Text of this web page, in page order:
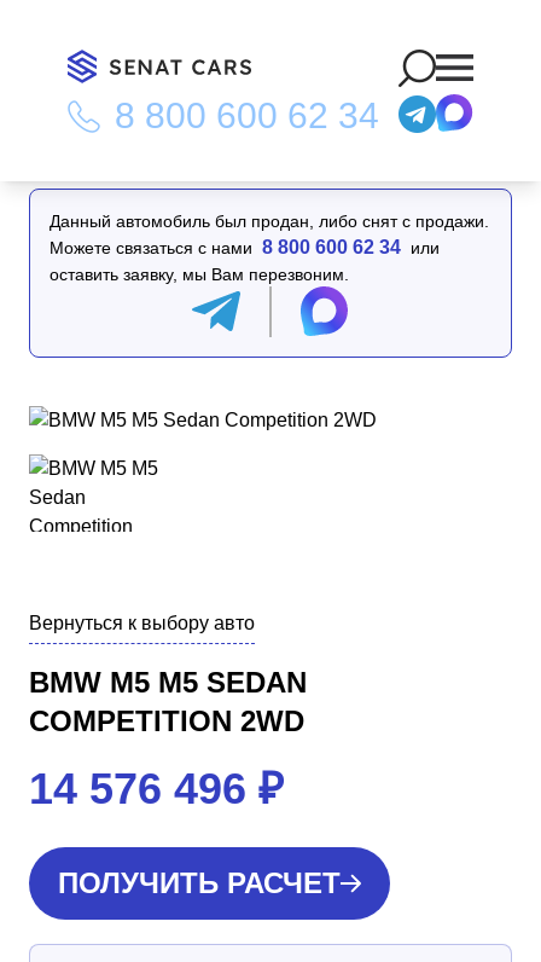
8 800 600 62 34
Главная Каталог/BMW M5 M5 Sedan Competition 2WD
Данный автомобиль был продан, либо снят с продажи.
Можете связаться с нами 8 800 600 62 34 или
оставить заявку, мы Вам перезвоним.
Вернуться к выбору авто
BMW M5 M5 SEDAN
COMPETITION 2WD
14 576 496 ₽
ПОЛУЧИТЬ РАСЧЕТ